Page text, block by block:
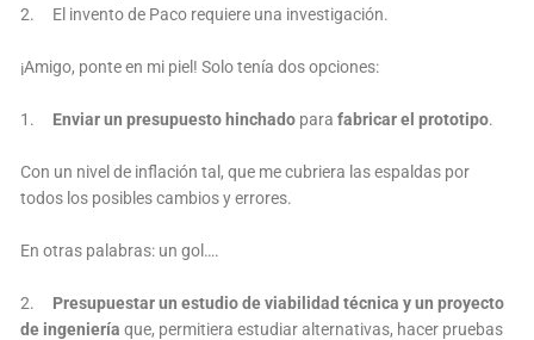
2. El invento de Paco requiere una investigación.
¡Amigo, ponte en mi piel! Solo tenía dos opciones:
1. Enviar un presupuesto hinchado parafabricar el prototipo.
Con un nivel de inflación tal, que me cubriera las espaldas por
todos los posibles cambios y errores.
En otras palabras: un gol….
2. Presupuestar un estudio de viabilidad técnica y un proyecto
de ingeniería que, permitiera estudiar alternativas, hacer pruebas